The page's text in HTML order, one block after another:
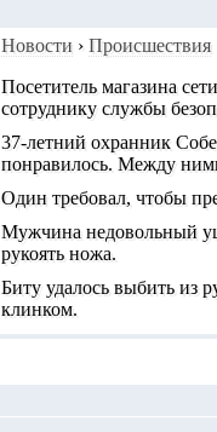
Новости › Происшествия
Посетитель магазина
сотруднику службы
37-летний охранник
понравилось. Между
Один требовал, чтобы
Мужчина недовольный
рукоять ножа.
Биту удалось выбить из
клинком.